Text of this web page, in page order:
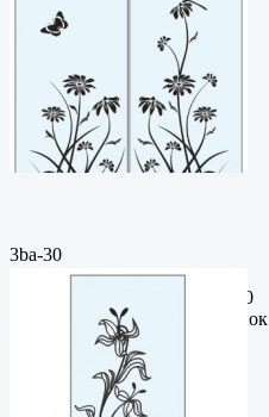
3ba-30
Пескоструйный
рисунокФормат: cdrЦена: 200
руб.Метки: векторный рисунок